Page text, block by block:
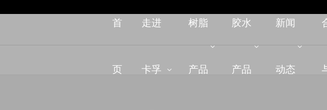
首
页
走进
卡孚
树脂
产品
胶水
产品
新闻
动态